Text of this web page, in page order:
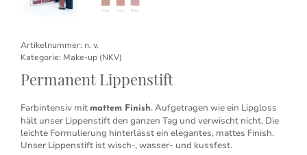
Artikelnummer: n. v.
Kategorie: Make-up (NKV)
Permanent Lippenstift
Farbintensiv mit mattem Finish. Aufgetragen wie ein Lipgloss
hält unser Lippenstift den ganzen Tag und verwischt nicht. Die
leichte Formulierung hinterlässt ein elegantes, mattes Finish.
Unser Lippenstift ist wisch-, wasser- und kussfest.